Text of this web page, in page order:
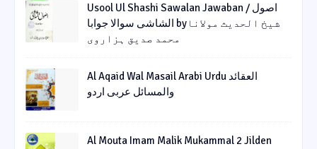
Usool Ul Shashi Sawalan Jawaban / اصول
الشاشی سوالا جوابا byشیخ الحدیث مولانا
محمد صدیق ہزاروی
Al Aqaid Wal Masail Arabi Urdu العقائد
والمسائل عربی اردو
Al Mouta Imam Malik Mukammal 2 Jilden